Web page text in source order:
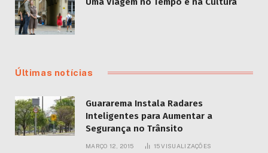
Últimas notícias
Guararema Instala Radares
Inteligentes para Aumentar a
Segurança no Trânsito
MARÇO 12, 2015 15VISUALIZAÇÕES